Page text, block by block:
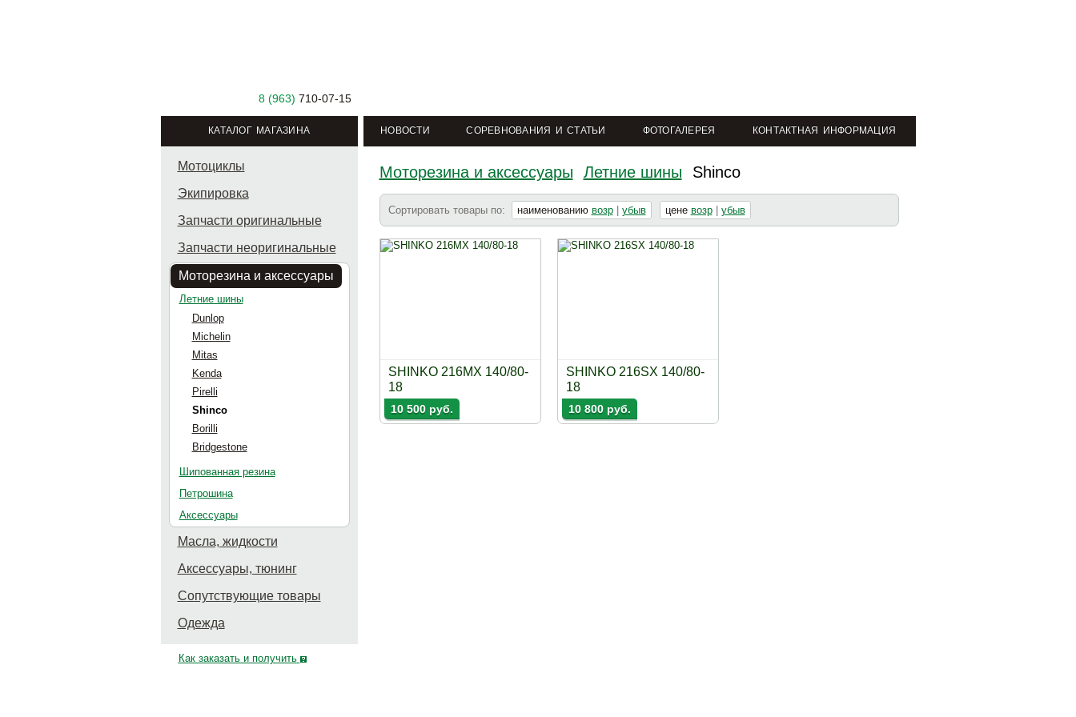
8 (963) 710-07-15
КАТАЛОГ МАГАЗИНА НОВОСТИ СОРЕВНОВАНИЯ И СТАТЬИ ФОТОГАЛЕРЕЯ КОНТАКТНАЯ ИНФОРМАЦИЯ
Мотоциклы
Экипировка
Запчасти оригинальные
Запчасти неоригинальные
Моторезина и аксессуары
Летние шины
Dunlop
Michelin
Mitas
Kenda
Pirelli
Shinco
Borilli
Bridgestone
Шипованная резина
Петрошина
Аксессуары
Масла, жидкости
Аксессуары, тюнинг
Сопутствующие товары
Одежда
Как заказать и получить
Моторезина и аксессуары Летние шины Shinco
Сортировать товары по: наименованию возр убыв цене возр убыв
SHINKO 216MX 140/80-
18
10 500 руб.
SHINKO 216SX 140/80-
18
10 800 руб.